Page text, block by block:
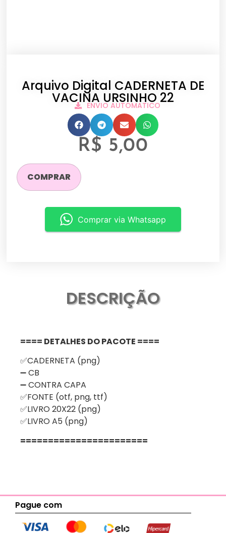
Arquivo Digital CADERNETA DE
VACINA URSINHO 22
ENVIO AUTOMATICO
R$ 5,00
COMPRAR
Comprar via Whatsapp
DESCRIÇÃO
==== DETALHES DO PACOTE ====
✅CADERNETA (png)
➖ CB
➖ CONTRA CAPA
✅FONTE (otf, png, ttf)
✅LIVRO 20X22 (png)
✅LIVRO A5 (png)
=======================
Pague com